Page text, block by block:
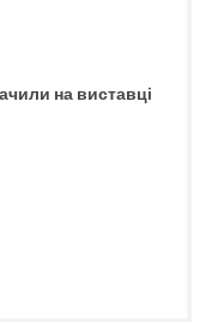
на виставці